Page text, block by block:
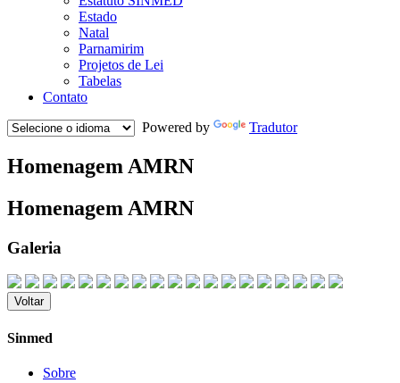
Estado
Natal
Parnamirim
Projetos de Lei
Tabelas
Contato
Powered by
Tradutor
Homenagem AMRN
Homenagem AMRN
Galeria
Voltar
Sinmed
Sobre